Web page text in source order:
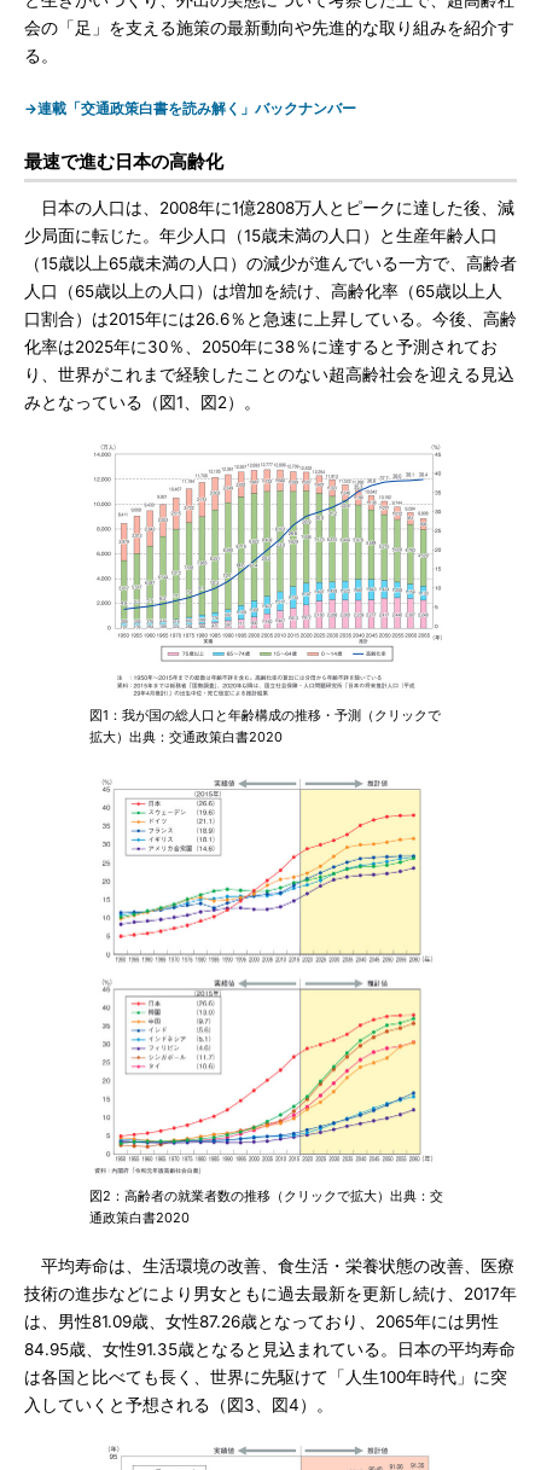
会の「足」を支える施策の最新動向や先進的な取り組みを紹介す
る。
→連載「交通政策白書を読み解く」バックナンバー
最速で進む日本の高齢化
日本の人口は、2008年に1億2808万人とピークに達した後、減
少局面に転じた。年少人口（15歳未満の人口）と生産年齢人口
（15歳以上65歳未満の人口）の減少が進んでいる一方で、高齢者
人口（65歳以上の人口）は増加を続け、高齢化率（65歳以上人
口割合）は2015年には26.6％と急速に上昇している。今後、高齢
化率は2025年に30％、2050年に38％に達すると予測されてお
り、世界がこれまで経験したことのない超高齢社会を迎える見込
みとなっている（図1、図2）。
図1：我が国の総人口と年齢構成の推移・予測（クリックで
拡大）出典：交通政策白書2020
図2：高齢者の就業者数の推移（クリックで拡大）出典：交
通政策白書2020
平均寿命は、生活環境の改善、食生活・栄養状態の改善、医療
技術の進歩などにより男女ともに過去最新を更新し続け、2017年
は、男性81.09歳、女性87.26歳となっており、2065年には男性
84.95歳、女性91.35歳となると見込まれている。日本の平均寿命
は各国と比べても長く、世界に先駆けて「人生100年時代」に突
入していくと予想される（図3、図4）。